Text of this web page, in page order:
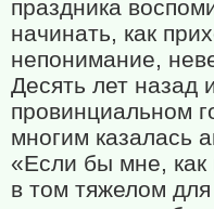
праздника
начинать, как
непонимание,
Десять лет назад
провинциальном
многим казалась
«Если бы мне,
в том тяжелом